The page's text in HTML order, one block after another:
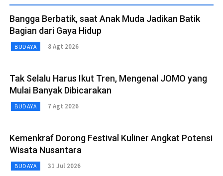
Bangga Berbatik, saat Anak Muda Jadikan Batik
Bagian dari Gaya Hidup
BUDAYA 8 Agt 2026
Tak Selalu Harus Ikut Tren, Mengenal JOMO yang
Mulai Banyak Dibicarakan
BUDAYA 7 Agt 2026
Kemenkraf Dorong Festival Kuliner Angkat Potensi
Wisata Nusantara
BUDAYA 31 Jul 2026